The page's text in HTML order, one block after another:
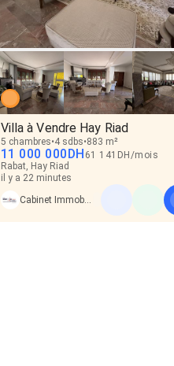
Villa à Vendre Hay Riad
5 chambres 4 sdbs 883 m²
11 000 000DH 61 141 DH /mois
Rabat, Hay Riad
il y a 22 minutes
Cabinet Immobilier Saïd BENNIS